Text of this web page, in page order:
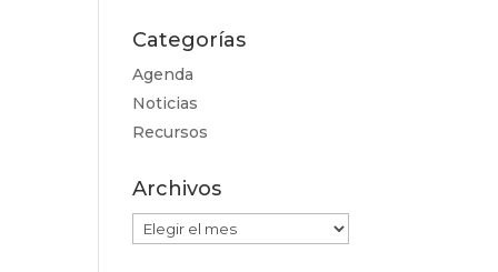
Categorías
Agenda
Noticias
Recursos
Archivos
Archivos